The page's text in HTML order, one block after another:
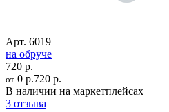
Арт. 6019
на обруче
720 р.
от 0 р.720 р.
В наличии на маркетплейсах
3 отзыва